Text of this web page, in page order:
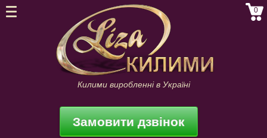
Килими виробленні в Україні
Замовити дзвінок
0